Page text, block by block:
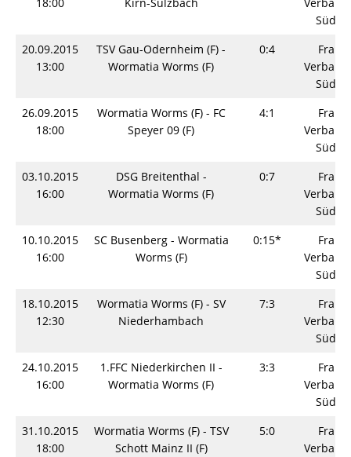
20.09.2015
13:00
TSV Gau-Odernheim (F) -
Wormatia Worms (F)
0:4
26.09.2015
18:00
Wormatia Worms (F) - FC
Speyer 09 (F)
4:1
03.10.2015
16:00
DSG Breitenthal -
Wormatia Worms (F)
0:7
10.10.2015
16:00
SC Busenberg - Wormatia
Worms (F)
0:15*
18.10.2015
12:30
Wormatia Worms (F) - SV
Niederhambach
7:3
24.10.2015
16:00
1.FFC Niederkirchen II -
Wormatia Worms (F)
3:3
31.10.2015
18:00
Wormatia Worms (F) - TSV
Schott Mainz II (F)
5:0